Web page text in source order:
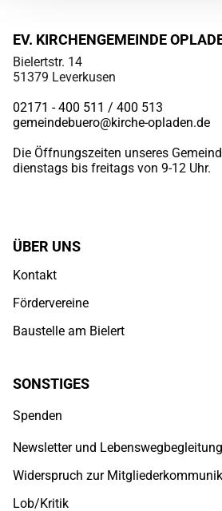
EV. KIRCHENGEMEINDE
Bielertstr. 14
51379 Leverkusen
02171 - 400 511 / 400 513
gemeindebuero@kirche-opladen.de
Die Öffnungszeiten unseres
dienstags bis freitags von 9-12 Uhr.
ÜBER UNS
Kontakt
Fördervereine
Baustelle am Bielert
SONSTIGES
Spenden
Newsletter und Lebenswegbegleitung
Widerspruch zur
Lob/Kritik